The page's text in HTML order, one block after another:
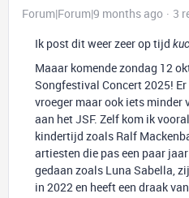
Forum|Forum|9 months ago
3
Ik post dit weer zeer op tijd
Maaar komende zondag 12
Songfestival Concert 2025!
vroeger maar ook iets minder
aan het JSF. Zelf kom ik
kindertijd zoals Ralf
artiesten die pas een paar
gedaan zoals Luna Sabella,
in 2022 en heeft een draak